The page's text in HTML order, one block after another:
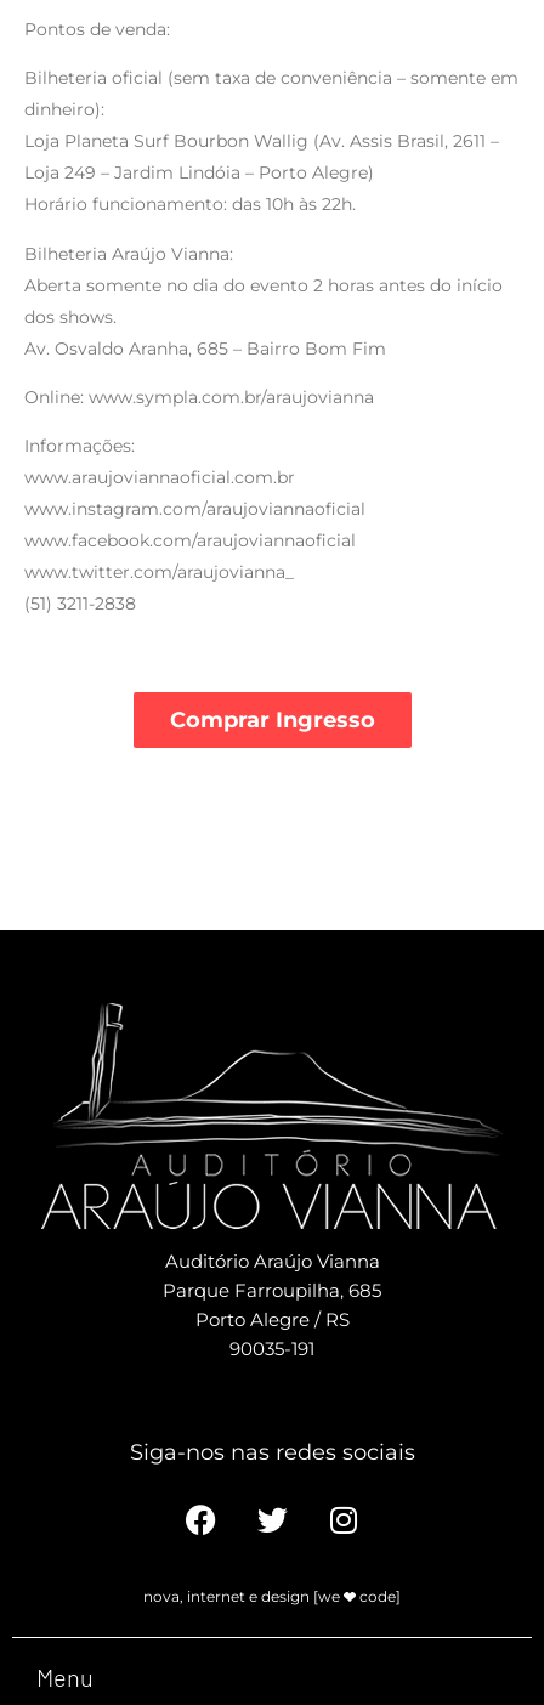
Pontos de venda:
Bilheteria oficial (sem taxa de conveniência – somente em
dinheiro):
Loja Planeta Surf Bourbon Wallig (Av. Assis Brasil, 2611 –
Loja 249 – Jardim Lindóia – Porto Alegre)
Horário funcionamento: das 10h às 22h.
Bilheteria Araújo Vianna:
Aberta somente no dia do evento 2 horas antes do início
dos shows.
Av. Osvaldo Aranha, 685 – Bairro Bom Fim
Online: www.sympla.com.br/araujovianna
Informações:
www.araujoviannaoficial.com.br
www.instagram.com/araujoviannaoficial
www.facebook.com/araujoviannaoficial
www.twitter.com/araujovianna_
(51) 3211-2838
Comprar Ingresso
Auditório Araújo Vianna
Parque Farroupilha, 685
Porto Alegre / RS
90035-191
Siga-nos nas redes sociais​
nova, internet e design [we code]
Menu